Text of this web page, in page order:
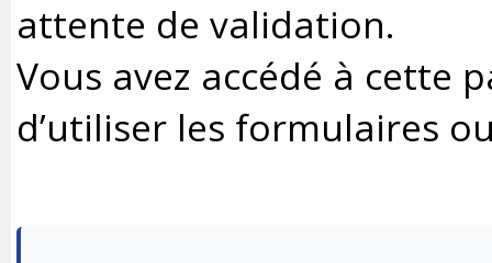
attente de validation.
Vous avez accédé à cette
d’utiliser les formulaires